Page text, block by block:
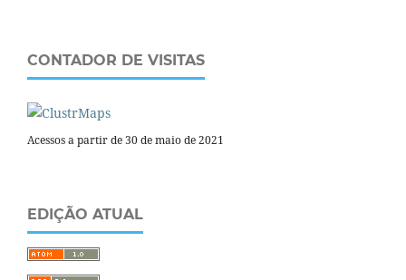
CONTADOR DE VISITAS
Acessos a partir de 30 de maio de 2021
EDIÇÃO ATUAL